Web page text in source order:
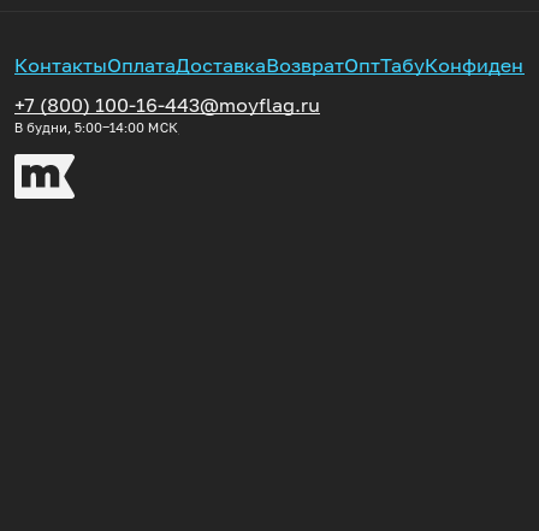
КонтактыОплатаДоставкаВозвратОптТабу
+7 (800) 100-16-44
В будни, 5:00‒14:00 МСК
3@moyflag.ru